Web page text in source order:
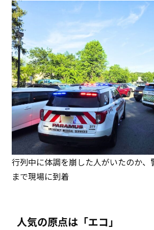
行列中に体調を崩した人がいたのか
まで現場に到着
人気の原点は「エコ」